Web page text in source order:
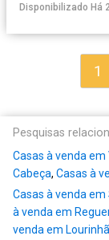
Disponibilizado Há
1
Pesquisas
Casas à venda em
Cabeça, Casas à
Casas à venda
à venda em
venda em